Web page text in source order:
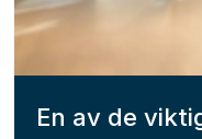
En av de